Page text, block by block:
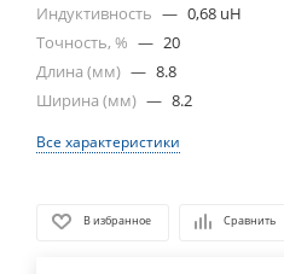
Индуктивность — 0,68 uH
Точность, % — 20
Длина (мм) — 8.8
Ширина (мм) — 8.2
Все характеристики
В избранное Сравнить